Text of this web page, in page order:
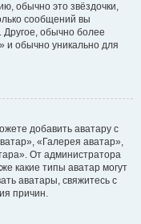
обычно это звёздочки,
сообщений вы
Другое, обычно более
и обычно уникально для
добавить аватару с
«Галерея аватар»,
От администратора
какие типы аватар могут
аватары, свяжитесь с
причин.